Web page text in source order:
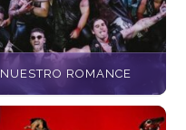
NUESTRO ROMANCE